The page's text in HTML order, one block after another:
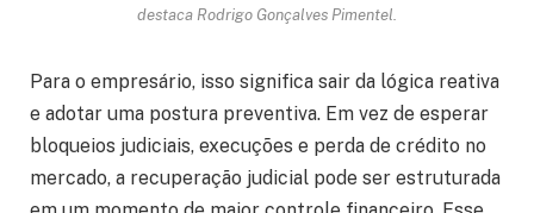
destaca Rodrigo Gonçalves Pimentel.
Para o empresário, isso significa sair da lógica reativa
e adotar uma postura preventiva. Em vez de esperar
bloqueios judiciais, execuções e perda de crédito no
mercado, a recuperação judicial pode ser estruturada